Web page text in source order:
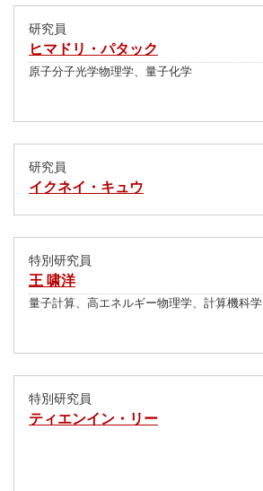
研究員
ヒマドリ・パタック
原子分子光学物理学、量子化学
研究員
イクネイ・キュウ
特別研究員
王 啸洋
量子計算、高エネルギー物理学、計算機科学
特別研究員
ティエンイン・リー